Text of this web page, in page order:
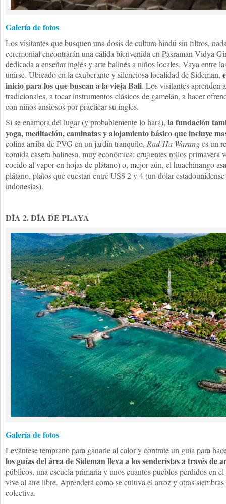
Galería de fotos
Los visitantes que busquen una dosis de cultura hindú sin filtros,
ceremonial encontrarán una cálida bienvenida en Pasraman Vidya
dedicada a enseñar inglés y arte balinés a niños locales. Vaya entre
unirse. Ubicado en la exuberante y silenciosa localidad de Sideman,
inicio para los que buscan a la vieja Bali. Los visitantes aprenden
tradicionales, a tocar instrumentos clásicos de gamelán, a hacer
con niños ansiosos por practicar su inglés.
Si se enamora del lugar (y probablemente lo hará), la fundación
yoga, meditación, caminatas y alojamiento básico que incluye
colina arriba de PVG en un jardín tranquilo, Rad-Ha Warunges un
comida casera balinesa, muy económica: crujientes rollos primavera
cocido al vapor en hojas de plátano) o, mejor aún, el huachinango
plátano, platos que cuestan entre US$ 2 y 4 (un dólar
indonesias).
DÍA 2. DÍA DE PLAYA
Galería de fotos
Levántese temprano para ganarle al calor y contrate un guía para
los guías del área de Sideman lleva a los senderistas a través de
públicos, una escuela primaria y unos cuantos pueblos perdidos en
vive al aire libre. Aprenderá cómo se cultiva el arroz y otras
colectiva.